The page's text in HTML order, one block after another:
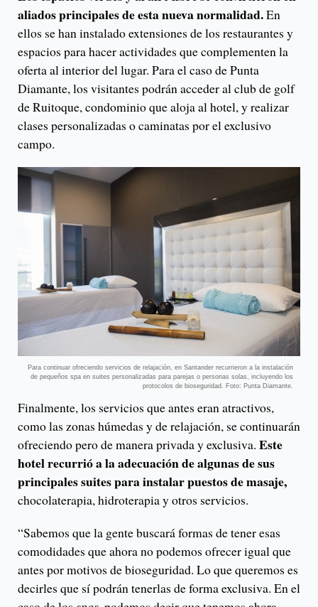
aliados principales de esta nueva normalidad.En
ellos se han instalado extensiones de los restaurantes y
espacios para hacer actividades que complementen la
oferta al interior del lugar. Para el caso de Punta
Diamante, los visitantes podrán acceder al club de golf
de Ruitoque, condominio que aloja al hotel, y realizar
clases personalizadas o caminatas por el exclusivo
campo.
Para continuar ofreciendo servicios de relajación, en Santander recurrieron a la instalación
de pequeños spa en suites personalizadas para parejas o personas solas, incluyendo los
protocolos de bioseguridad. Foto: Punta Diamante.
Finalmente, los servicios que antes eran atractivos,
como las zonas húmedas y de relajación, se continuarán
ofreciendo pero de manera privada y exclusiva. Este
hotel recurrió a la adecuación de algunas de sus
principales suites para instalar puestos de masaje,
chocolaterapia, hidroterapia y otros servicios.
“Sabemos que la gente buscará formas de tener esas
comodidades que ahora no podemos ofrecer igual que
antes por motivos de bioseguridad. Lo que queremos es
decirles que sí podrán tenerlas de forma exclusiva. En el